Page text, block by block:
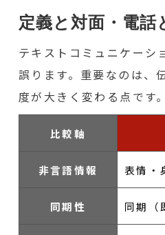
定義と対面・電話
テキストコミュニケーシ
誤ります。重要なのは、
度が大きく変わる点です。
比較軸
非言語情報 表情・
同期性 同期（